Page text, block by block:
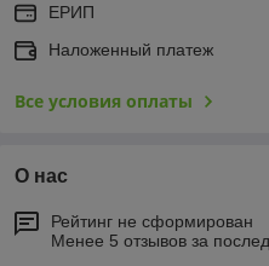
ЕРИП
Наложенный платеж
Все условия оплаты
О нас
Рейтинг не сформирован
Менее 5 отзывов за